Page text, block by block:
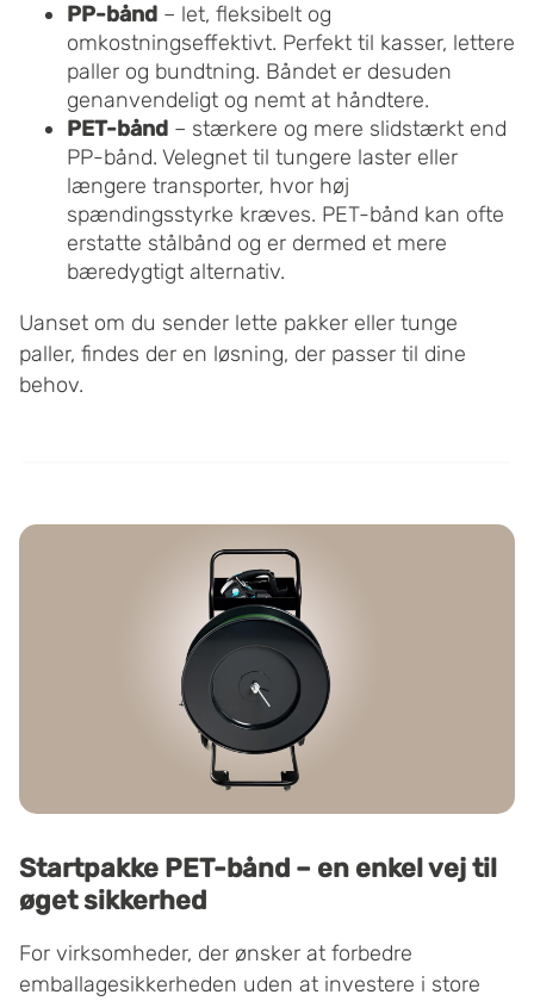
PP-bånd – let, fleksibelt og
omkostningseffektivt. Perfekt til kasser, lettere
paller og bundtning. Båndet er desuden
genanvendeligt og nemt at håndtere.
PET-bånd – stærkere og mere slidstærkt end
PP-bånd. Velegnet til tungere laster eller
længere transporter, hvor høj
spændingsstyrke kræves. PET-bånd kan ofte
erstatte stålbånd og er dermed et mere
bæredygtigt alternativ.
Uanset om du sender lette pakker eller tunge
paller, findes der en løsning, der passer til dine
behov.
Startpakke PET-bånd – en enkel vej til
øget sikkerhed
For virksomheder, der ønsker at forbedre
emballagesikkerheden uden at investere i store